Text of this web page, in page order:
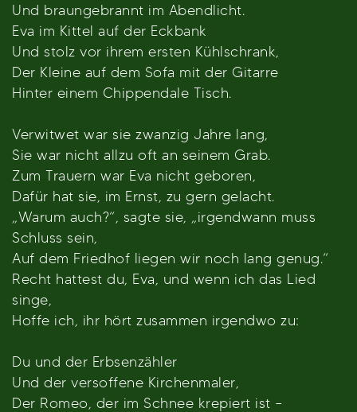
Und braungebrannt im Abendlicht.
Eva im Kittel auf der Eckbank
Und stolz vor ihrem ersten Kühlschrank,
Der Kleine auf dem Sofa mit der Gitarre
Hinter einem Chippendale Tisch.
Verwitwet war sie zwanzig Jahre lang,
Sie war nicht allzu oft an seinem Grab.
Zum Trauern war Eva nicht geboren,
Dafür hat sie, im Ernst, zu gern gelacht.
„Warum auch?“, sagte sie, „irgendwann muss
Schluss sein,
Auf dem Friedhof liegen wir noch lang genug.“
Recht hattest du, Eva, und wenn ich das Lied
singe,
Hoffe ich, ihr hört zusammen irgendwo zu:
Du und der Erbsenzähler
Und der versoffene Kirchenmaler,
Der Romeo, der im Schnee krepiert ist –